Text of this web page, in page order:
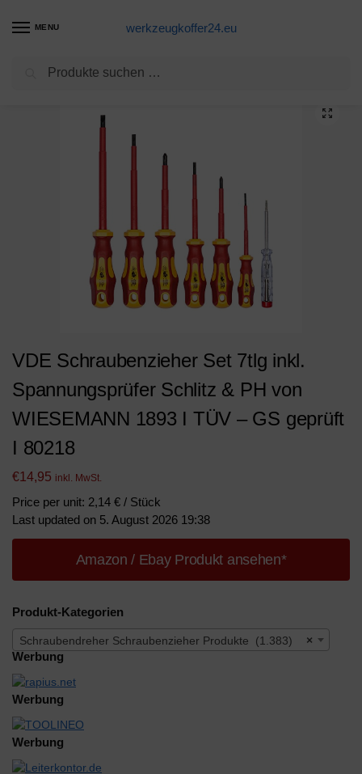
MENU werkzeugkoffer24.eu
Schraubendreher Schraubenzieher Produkte
VDE Schraubenzieher Set 7tlg inkl.
Spannungsprüfer Schlitz & PH von
WIESEMANN 1893 I TÜV – GS geprüft
I 80218
€14,95 inkl. MwSt.
Price per unit: 2,14 € / Stück
Last updated on 5. August 2026 19:38
Amazon / Ebay Produkt ansehen*
Produkt-Kategorien
×
Schraubendreher Schraubenzieher Produkte (1.383)
Werbung
Werbung
Werbung